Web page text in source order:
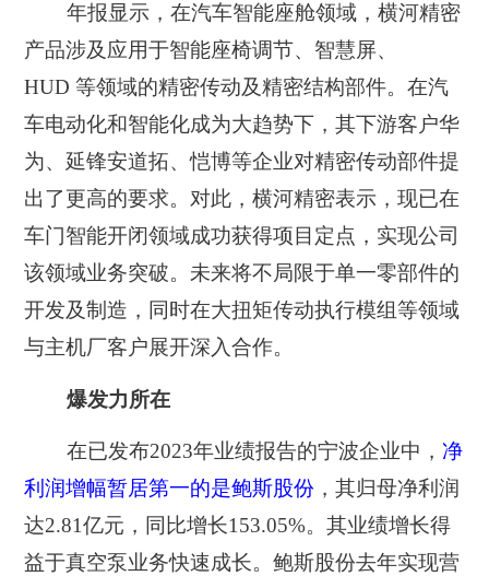
年报显示，在汽车智能座舱领域，横河精密
产品涉及应用于智能座椅调节、智慧屏、
HUD 等领域的精密传动及精密结构部件。在汽
车电动化和智能化成为大趋势下，其下游客户华
为、延锋安道拓、恺博等企业对精密传动部件提
出了更高的要求。对此，横河精密表示，现已在
车门智能开闭领域成功获得项目定点，实现公司
该领域业务突破。未来将不局限于单一零部件的
开发及制造，同时在大扭矩传动执行模组等领域
与主机厂客户展开深入合作。
爆发力所在
在已发布2023年业绩报告的宁波企业中， 净
利润增幅暂居第一的是鲍斯股份 ，其归母净利润
达2.81亿元，同比增长153.05%。其业绩增长得
益于真空泵业务快速成长。鲍斯股份去年实现营